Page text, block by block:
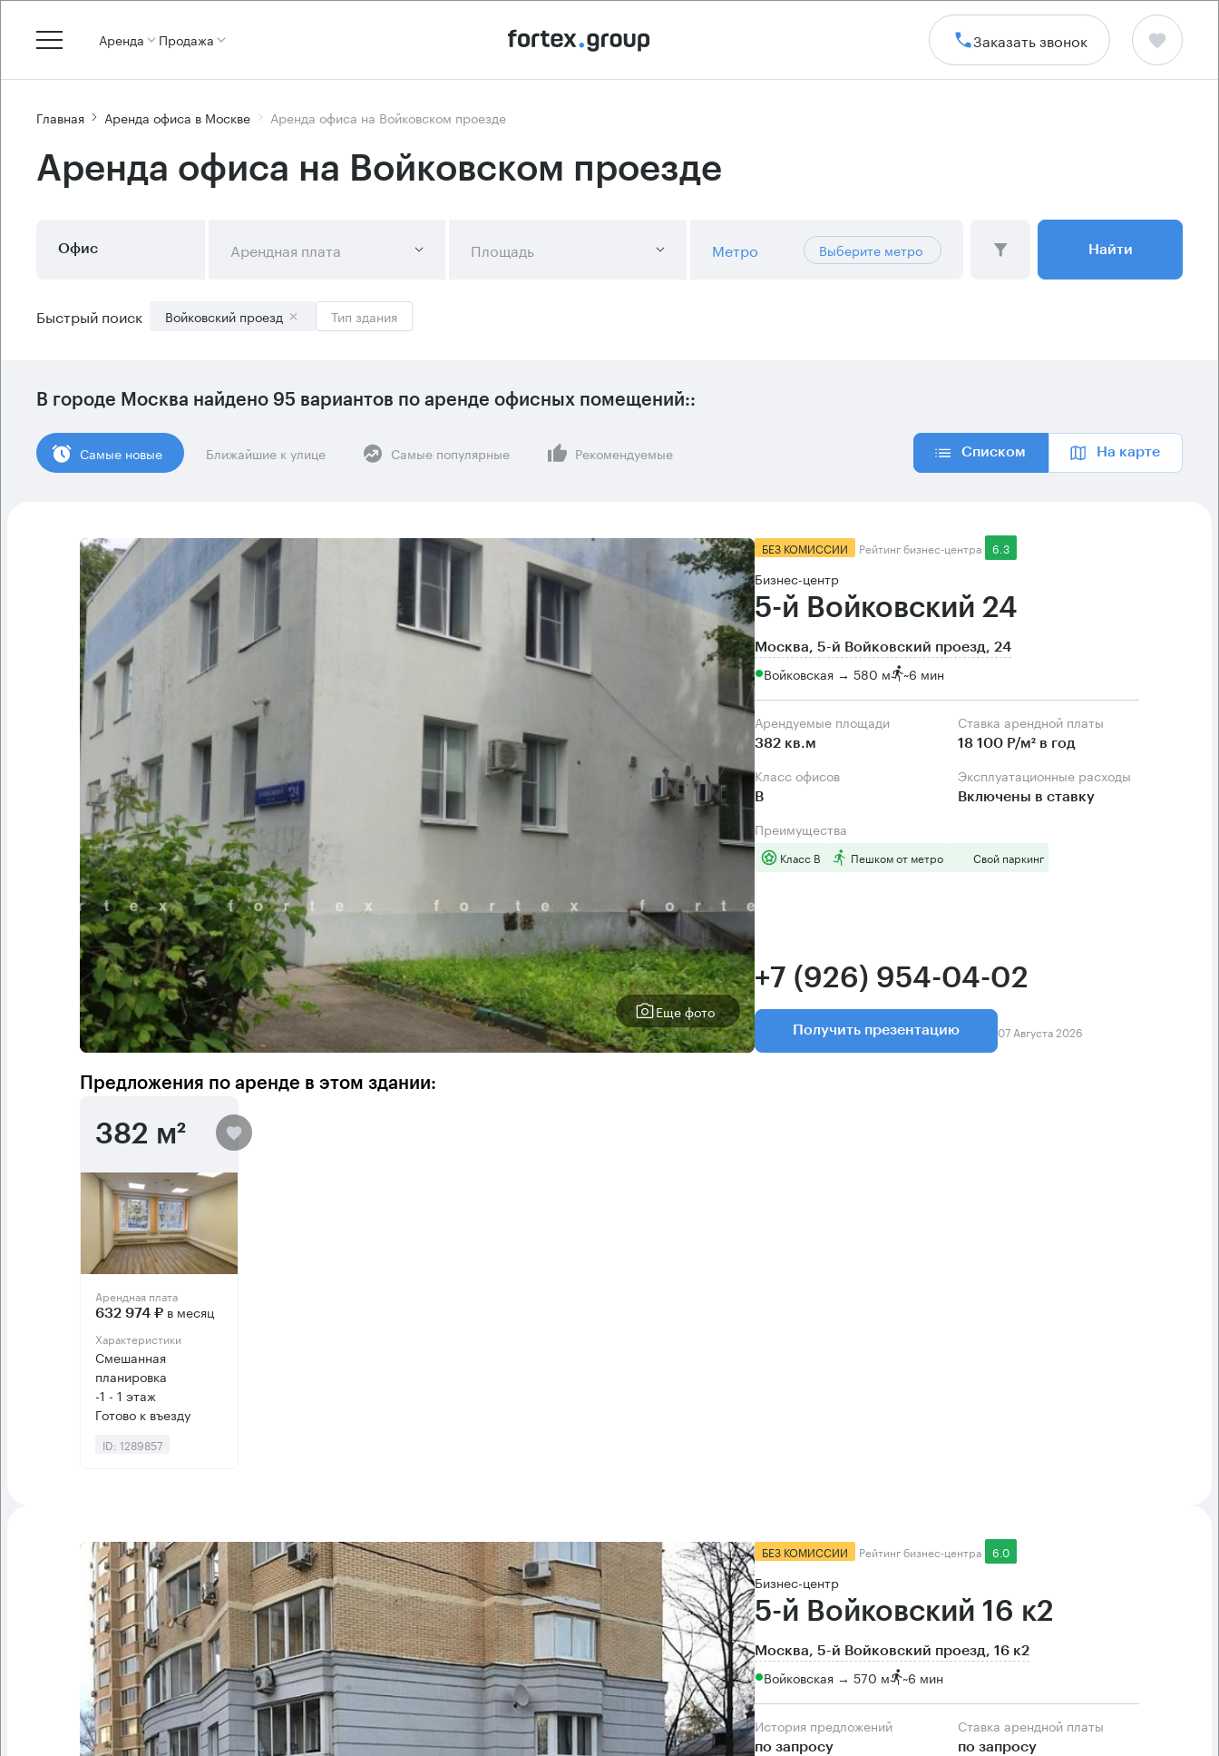
Аренда Продажа Заказать звонок
Главная Аренда офиса в Москве Аренда офиса на Войковском проезде
Аренда офиса на Войковском проезде
Офис Арендная плата Площадь Метро Выберите метро Найти
Быстрый поиск Войковский проезд Тип здания
В городе Москва найдено 95 вариантов по аренде офисных помещений::
Cамые новые Ближайшие к улице Самые популярные Рекомендуемые Списком На карте
Еще фото
БЕЗ КОМИССИИ Рейтинг бизнес-центра 6.3
Бизнес-центр
5-й Войковский 24
Москва, 5-й Войковский проезд, 24
Войковская → 580 м ~6 мин
Арендуемые площади
382 кв.м
Ставка арендной платы
18 100 Р/м² в год
Класс офисов
B
Эксплуатационные расходы
Включены в ставку
Преимущества
Класс B Пешком от метро Свой паркинг
+7 (926) 954-04-02
Получить презентацию 07 Августа 2026
Предложения по аренде в этом здании:
382 м²
Арендная плата
632 974 ₽ в месяц
Характеристики
Смешанная
планировка
-1 - 1 этаж
Готово к въезду
ID: 1289857
БЕЗ КОМИССИИ Рейтинг бизнес-центра 6.0
Бизнес-центр
5-й Войковский 16 к2
Москва, 5-й Войковский проезд, 16 к2
Войковская → 570 м ~6 мин
История предложений
по запросу
Ставка арендной платы
по запросу